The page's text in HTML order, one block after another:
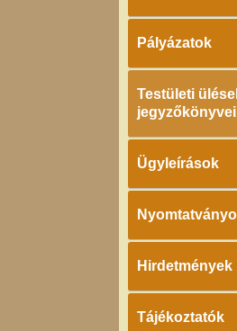
Pályázatok
Testületi
jegyzőkönyvei
Ügyleírások
Hirdetmények
Tájékoztatók